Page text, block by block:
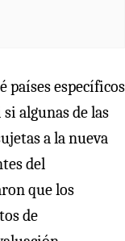
países específicos
algunas de las
a la nueva
del
que los
de